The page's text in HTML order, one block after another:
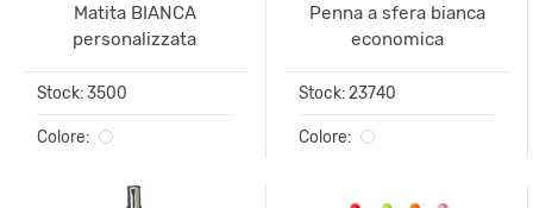
Matita BIANCA
personalizzata
Stock: 3500
Colore:
Penna a sfera bianca
economica
Stock: 23740
Colore: